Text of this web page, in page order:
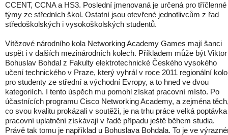
CCENT, CCNA a HS3. Poslední jmenovaná je určená pro tříčlenné
týmy ze středních škol. Ostatní jsou otevřené jednotlivcům z řad
středoškolských i vysokoškolských studentů.
Vítězové národního kola Networking Academy Games mají šanci
uspět i v dalších mezinárodních kolech. Příkladem může být Viktor
Bohuslav Bohdal z Fakulty elektrotechnické Českého vysokého
učení technického v Praze, který vyhrál v roce 2011 regionální kolo
pro studenty ze střední a východní Evropy, a to hned ve dvou
kategoriích. I tento úspěch mu pomohl získat pracovní místo. Po
účastnících programu Cisco Networking Academy, a zejména
co svou kvalitu prokázali v soutěži, je na trhu práce velká
pracovní uplatnění získávají v řadě případu ještě během studia.
Právě tak tomu je například u Bohuslava Bohdala. To je ve